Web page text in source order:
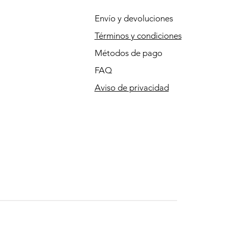
Envío y devoluciones
Términos y condiciones
Métodos de pago
FAQ
Aviso de privacidad